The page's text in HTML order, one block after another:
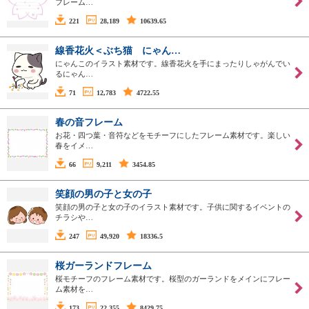
フレーム…
221 28,189 10639.65
線香花火＜ぶち猫 にゃん…
にゃんこのイラスト素材です。線香花火を手にまったりしゃがんでい
るにゃん…
71 12,783 4722.55
春の音フレーム
お花・四つ葉・音符などをモチーフにしたフレーム素材です。楽しい
春をイメ…
66 9,211 3454.85
笑顔の男の子と女の子
笑顔の男の子と女の子のイラスト素材です。子供に関するイベントの
チラシや…
247 49,920 18336.5
桜ガーランドフレーム
桜モチーフのフレーム素材です。桜型のガーランドをメインにフレー
ム素材を…